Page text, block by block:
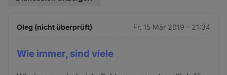
Oleg (nicht überprüft) Fr. 15 Mär 2019 - 21:34
Wie immer, sind viele